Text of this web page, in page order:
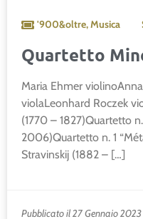
'900&oltre,Musica
Quartetto
Maria Ehmer
violaLeonhard Roczek
(1770 – 1827)Quartetto
2006)Quartetto n. 1
Stravinskij (1882 – […]
Pubblicato il 27 Gennaio 2023